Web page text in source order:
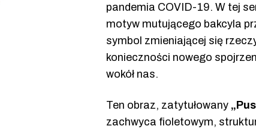
pandemia COVID-19. W tej
motyw mutującego bakcyla
symbol zmieniającej się
konieczności nowego
wokół nas.
Ten obraz, zatytułowany
zachwyca fioletowym,